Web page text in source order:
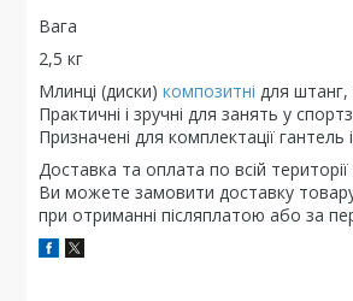
Вага
2,5 кг
Млинці (диски) композитні для штанг,
Практичні і зручні для занять у
Призначені для комплектації
Доставка та оплата по всій території
Ви можете замовити доставку
при отриманні післяплатою або за